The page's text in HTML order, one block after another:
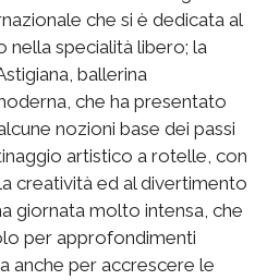
che si è dedicata al
specialità libero; la
ballerina
che ha presentato
nozioni base dei passi
artistico a rotelle, con
creatività ed al divertimento
giornata molto intensa, che
per approfondimenti
anche per accrescere le